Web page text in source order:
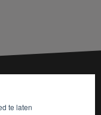
te laten